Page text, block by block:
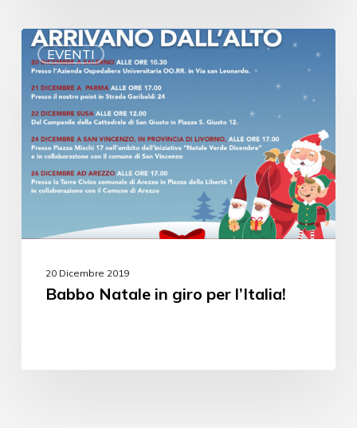
EVENTI
20 Dicembre 2019
Babbo Natale in giro per l’Italia!